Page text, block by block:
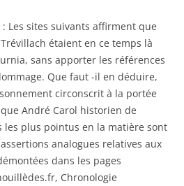
: Les sites suivants affirment que
étaient en ce temps là
sans apporter les références
Que faut -il en déduire,
circonscrit à la portée
André Carol historien de
les plus pointus en la matière sont
analogues relatives aux
dans les pages
Chronologie